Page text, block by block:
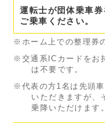
運転士が団体乗車
ご乗車ください。
※ホーム上での整理券
※交通系ICカードをお
は不要です。
※代表の方1名は先頭
いただきますが、
乗降いただけます。